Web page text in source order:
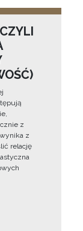
z
z
relację